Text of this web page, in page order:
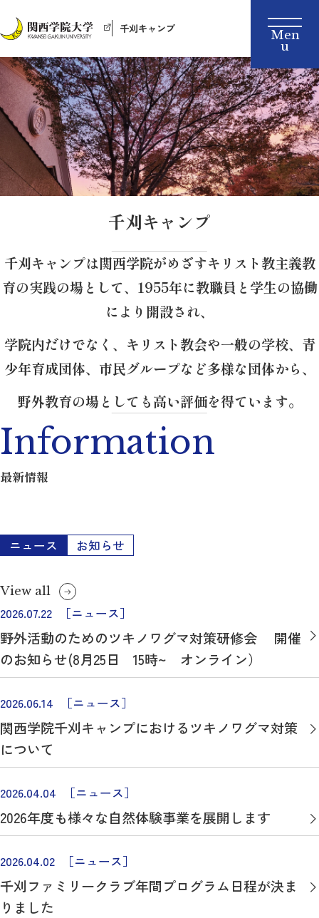
千刈キャンプ
千刈キャンプ
千刈キャンプは関西学院がめざすキリスト教主義教
育の実践の場として、1955年に教職員と学生の協働
により開設され、
学院内だけでなく、キリスト教会や一般の学校、青
少年育成団体、市民グループなど多様な団体から、
野外教育の場としても高い評価を得ています。
Information
最新情報
ニュース お知らせ
View all
2026.07.22 ［ニュース］
野外活動のためのツキノワグマ対策研修会 開催
のお知らせ(8月25日 15時~ オンライン）
2026.06.14 ［ニュース］
関西学院千刈キャンプにおけるツキノワグマ対策
について
2026.04.04 ［ニュース］
2026年度も様々な自然体験事業を展開します
2026.04.02 ［ニュース］
千刈ファミリークラブ年間プログラム日程が決ま
りました